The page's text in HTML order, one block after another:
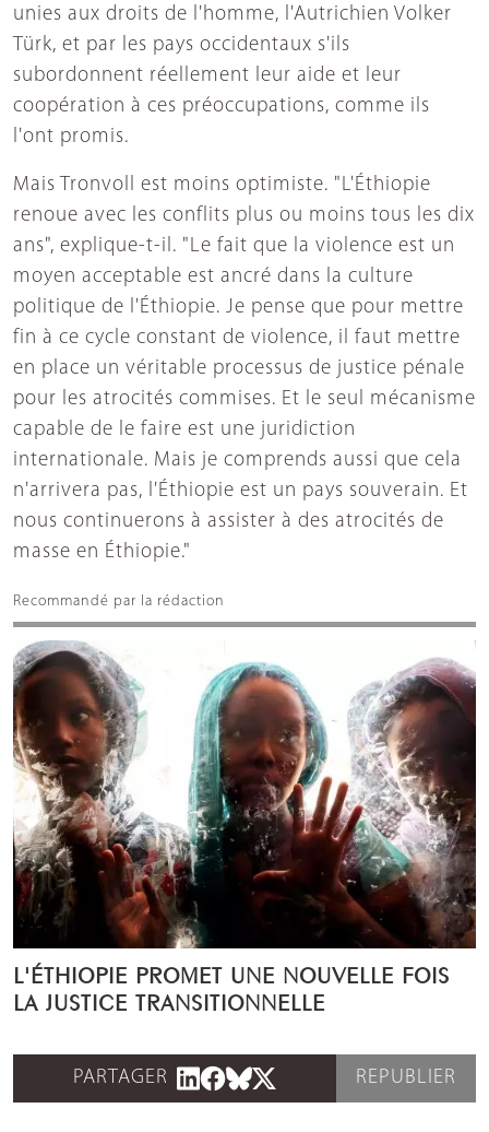
unies aux droits de l'homme, l'Autrichien Volker
Türk, et par les pays occidentaux s'ils
subordonnent réellement leur aide et leur
coopération à ces préoccupations, comme ils
l'ont promis.
Mais Tronvoll est moins optimiste. "L'Éthiopie
renoue avec les conflits plus ou moins tous les dix
ans", explique-t-il. "Le fait que la violence est un
moyen acceptable est ancré dans la culture
politique de l'Éthiopie. Je pense que pour mettre
fin à ce cycle constant de violence, il faut mettre
en place un véritable processus de justice pénale
pour les atrocités commises. Et le seul mécanisme
capable de le faire est une juridiction
internationale. Mais je comprends aussi que cela
n'arrivera pas, l'Éthiopie est un pays souverain. Et
nous continuerons à assister à des atrocités de
masse en Éthiopie."
Recommandé par la rédaction
L'ÉTHIOPIE PROMET UNE NOUVELLE FOIS
LA JUSTICE TRANSITIONNELLE
PARTAGER REPUBLIER